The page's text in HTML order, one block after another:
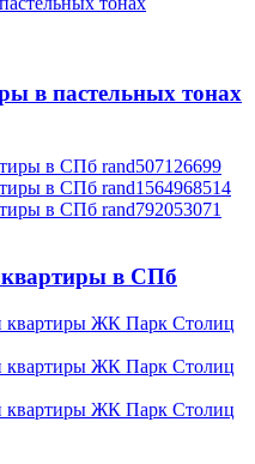
в пастельных тонах
квартиры в СПб